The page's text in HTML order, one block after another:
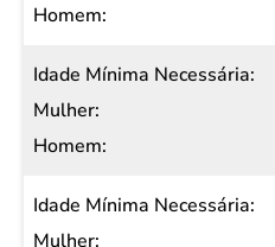
Necessária
Homem